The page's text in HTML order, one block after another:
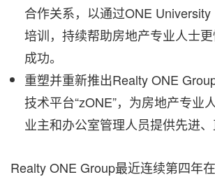
合作关系，以通过ONE
培训，持续帮助房地产专业人士
成功。
重塑并重新推出Realty ONE
技术平台“zONE”，为房地产专业
业主和办公室管理人员提供先进、
Realty ONE Group最近连续第四年在